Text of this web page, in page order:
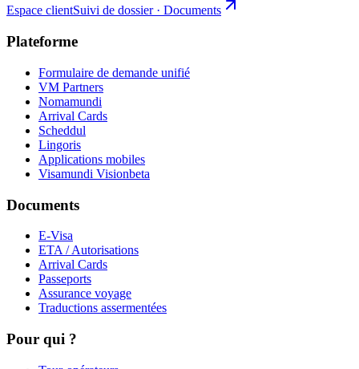
Espace clientSuivi de dossier · Documents
Plateforme
Formulaire de demande unifié
VM Partners
Nomamundi
Arrival Cards
Scheddul
Lingoris
Applications mobiles
Visamundi Visionbeta
Documents
E-Visa
ETA / Autorisations
Arrival Cards
Passeports
Assurance voyage
Traductions assermentées
Pour qui ?